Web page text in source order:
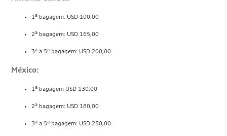
1ª bagagem: USD 100,00
2ª bagagem: USD 165,00
3ª a 5ª bagagem: USD 200,00
México:
1ª bagagem USD 130,00
2ª bagagem: USD 180,00
3ª a 5ª bagagem: USD 250,00